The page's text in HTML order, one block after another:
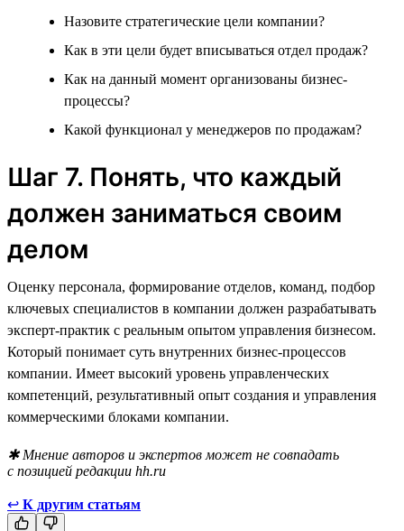
Назовите стратегические цели компании?
Как в эти цели будет вписываться отдел продаж?
Как на данный момент организованы бизнес-
процессы?
Какой функционал у менеджеров по продажам?
Шаг 7. Понять, что каждый
должен заниматься своим
делом
Оценку персонала, формирование отделов, команд, подбор
ключевых специалистов в компании должен разрабатывать
эксперт-практик с реальным опытом управления бизнесом.
Который понимает суть внутренних бизнес-процессов
компании. Имеет высокий уровень управленческих
компетенций, результативный опыт создания и управления
коммерческими блоками компании.
✱ Мнение авторов и экспертов может не совпадать
с позицией редакции hh.ru
↩ К другим статьям